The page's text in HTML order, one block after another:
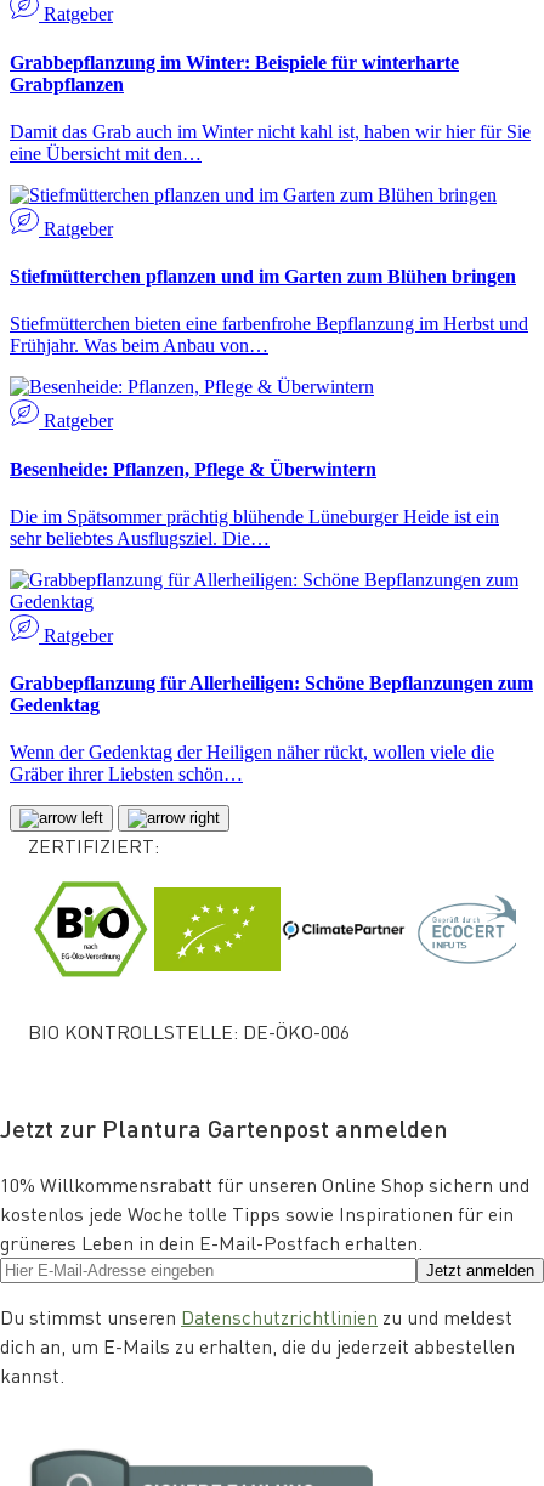
Ratgeber
Grabbepflanzung im Winter: Beispiele für winterharte
Grabpflanzen
Damit das Grab auch im Winter nicht kahl ist, haben wir hier für Sie
eine Übersicht mit den…
Ratgeber
Stiefmütterchen pflanzen und im Garten zum Blühen bringen
Stiefmütterchen bieten eine farbenfrohe Bepflanzung im Herbst und
Frühjahr. Was beim Anbau von…
Ratgeber
Besenheide: Pflanzen, Pflege & Überwintern
Die im Spätsommer prächtig blühende Lüneburger Heide ist ein
sehr beliebtes Ausflugsziel. Die…
Ratgeber
Grabbepflanzung für Allerheiligen: Schöne Bepflanzungen zum
Gedenktag
Wenn der Gedenktag der Heiligen näher rückt, wollen viele die
Gräber ihrer Liebsten schön…
ZERTIFIZIERT:
BIO KONTROLLSTELLE: DE-ÖKO-006
Jetzt zur Plantura Gartenpost anmelden
10% Willkommensrabatt für unseren Online Shop sichern und
kostenlos jede Woche tolle Tipps sowie Inspirationen für ein
grüneres Leben in dein E-Mail-Postfach erhalten.
Jetzt anmelden
Du stimmst unseren Datenschutzrichtlinien zu und meldest
dich an, um E-Mails zu erhalten, die du jederzeit abbestellen
kannst.